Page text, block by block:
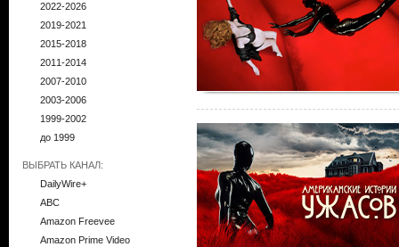
2022-2026
2019-2021
2015-2018
2011-2014
2007-2010
2003-2006
1999-2002
до 1999
ВЫБРАТЬ КАНАЛ:
DailyWire+
ABC
Amazon Freevee
Amazon Prime Video